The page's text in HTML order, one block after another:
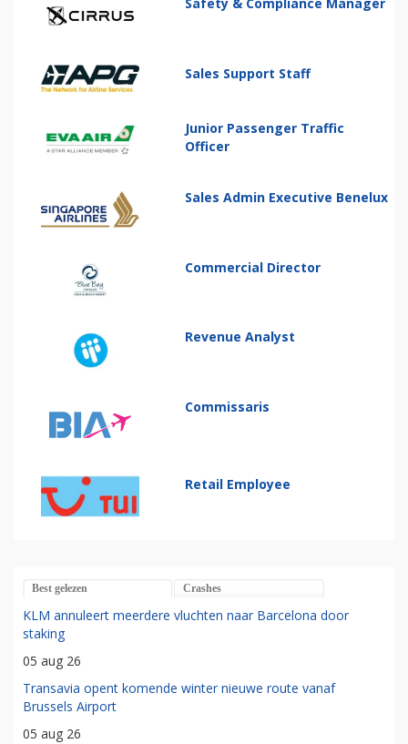
Sales Support Staff
Junior Passenger Traffic
Officer
Sales Admin Executive Benelux
Commercial Director
Revenue Analyst
Commissaris
Retail Employee
Best gelezen Crashes
KLM annuleert meerdere vluchten naar Barcelona door
staking
05 aug 26
Transavia opent komende winter nieuwe route vanaf
Brussels Airport
05 aug 26